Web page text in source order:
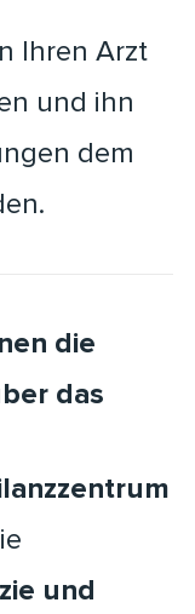
Ihren Arzt
und ihn
dem
die
das
und